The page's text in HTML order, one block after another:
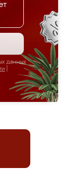
данных